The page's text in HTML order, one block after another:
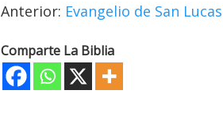
Anterior: Evangelio de San Lucas
Comparte La Biblia